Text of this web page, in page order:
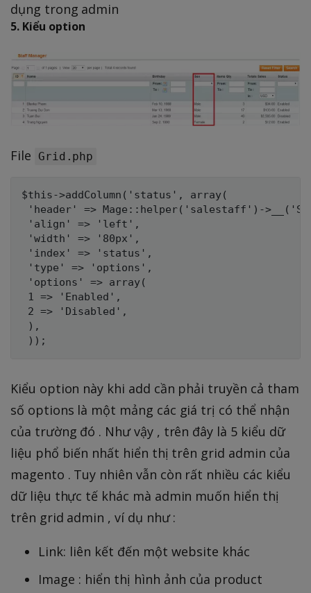
dụng trong admin
5. Kiểu option
File Grid.php
$this->addColumn('status', array(
'header' => Mage::helper('salestaff')-
'align' => 'left',
'width' => '80px',
'index' => 'status',
'type' => 'options',
'options' => array(
1 => 'Enabled',
2 => 'Disabled',
),
Kiểu option này khi add cần phải truyền cả tham
số options là một mảng các giá trị có thể nhận
của trường đó . Như vậy , trên đây là 5 kiểu dữ
liệu phổ biến nhất hiển thị trên grid admin của
magento . Tuy nhiên vẫn còn rất nhiều các kiểu
dữ liệu thực tế khác mà admin muốn hiển thị
trên grid admin , ví dụ như :
Link: liên kết đến một website khác
Image : hiển thị hình ảnh của product